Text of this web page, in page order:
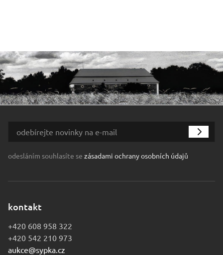
odesláním souhlasíte se zásadami ochrany osobních údajů
kontakt
+420 608 958 322
+420 542 210 973
aukce@sypka.cz